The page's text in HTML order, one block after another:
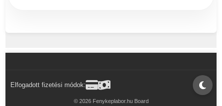
Elfogadott fizetési módok:
© 2026 Fenykeplabor.hu Board